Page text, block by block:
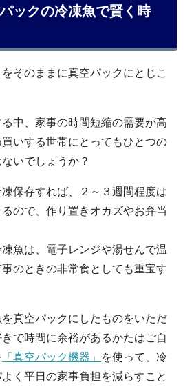
ックの冷凍魚で賢く時
そのままに真空パックにとじこ
中、家事の時間短縮の需要が高
いする世帯にとってもひとつの
いでしょうか？
保存すれば、２～３週間程度は
ので、作り置きオカズやお弁当
魚は、電子レンジや湯せんで温
のときの非常食としても重宝す
真空パックにしたものをいただ
で時間に余裕があるかたはご自
「真空パック機器」
を使って、冷
く平日の家事負担を減らすこと